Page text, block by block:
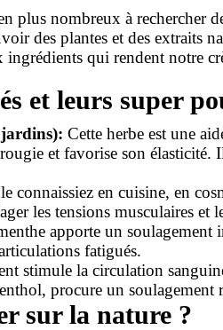
plus nombreux à rechercher
des plantes et des extraits
qui rendent notre
et leurs super
Cette herbe est une
et favorise son élasticité.
connaissiez en cuisine, en
les tensions musculaires et
apporte un
fatigués.
stimule la circulation
procure un soulagement
sur la nature ?